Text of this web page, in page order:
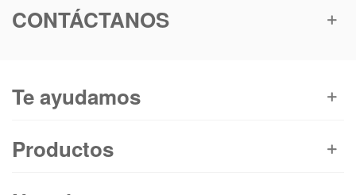
CONTÁCTANOS
Te ayudamos
Productos